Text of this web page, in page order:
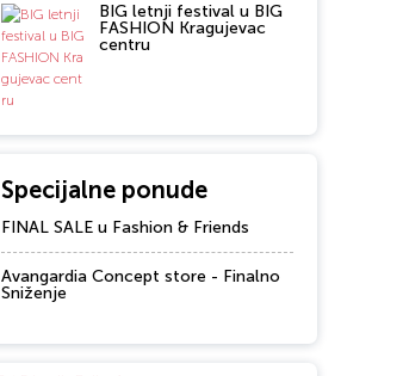
BIG letnji festival u BIG
FASHION Kragujevac
centru
Specijalne ponude
FINAL SALE u Fashion & Friends
Avangardia Concept store - Finalno
Sniženje